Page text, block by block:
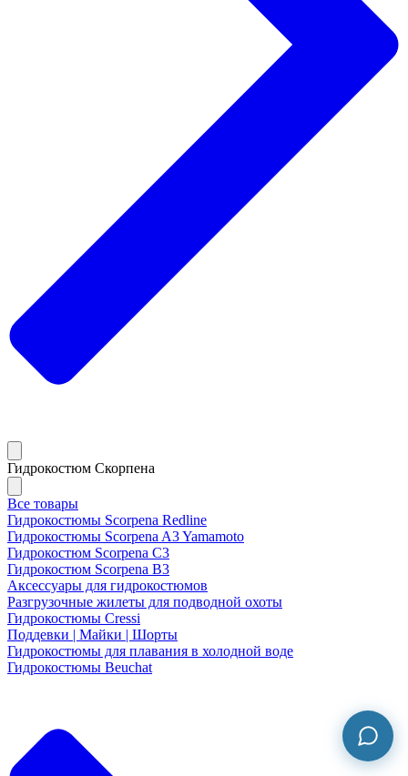
Гидрокостюм Скорпена
Все товары
Гидрокостюмы Scorpena Redline
Гидрокостюмы Scorpena A3 Yamamoto
Гидрокостюм Scorpena C3
Гидрокостюм Scorpena B3
Аксессуары для гидрокостюмов
Разгрузочные жилеты для подводной охоты
Гидрокостюмы Cressi
Поддевки | Майки | Шорты
Гидрокостюмы для плавания в холодной воде
Гидрокостюмы Beuchat